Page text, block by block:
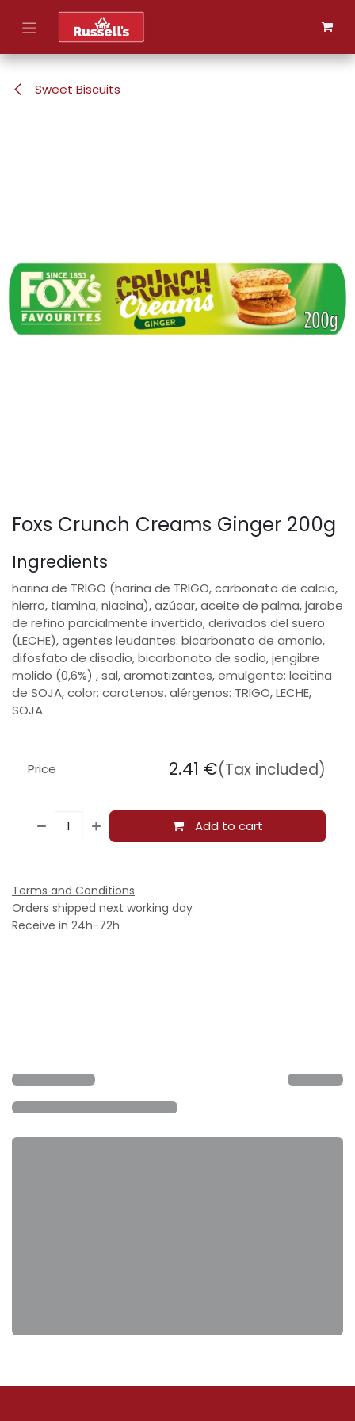
Skip to Content
Sweet Biscuits
Foxs Crunch Creams Ginger 200g
Ingredients
harina de TRIGO (harina de TRIGO, carbonato de calcio,
hierro, tiamina, niacina), azúcar, aceite de palma, jarabe
de refino parcialmente invertido, derivados del suero
(LECHE), agentes leudantes: bicarbonato de amonio,
difosfato de disodio, bicarbonato de sodio, jengibre
molido (0,6%) , sal, aromatizantes, emulgente: lecitina
de SOJA, color: carotenos. alérgenos: TRIGO, LECHE,
SOJA
Add to cart
Price 2.41 €(Tax included)
Terms and Conditions
Orders shipped next working day
Receive in 24h-72h